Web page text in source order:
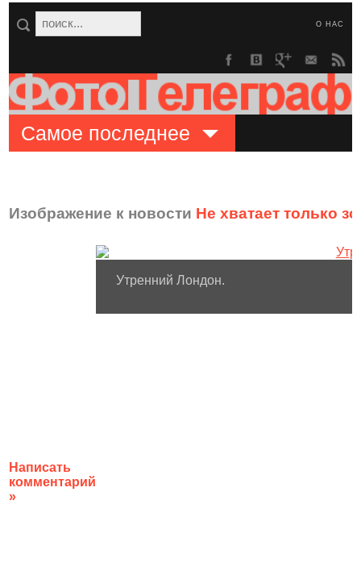
О НАС
Самое последнее
Изображение к новости Не хватает только
Написать
комментарий
»
Утренний Лондон.